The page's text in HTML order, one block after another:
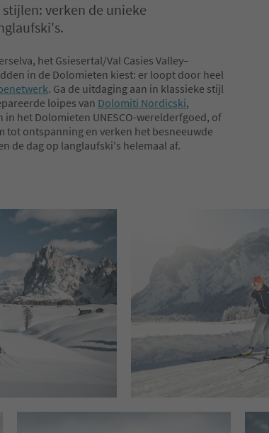
verken de unieke
het Gsiesertal/Val Casies Valley–
in de Dolomieten kiest: er loopt door heel
. Ga de uitdaging aan in klassieke stijl
loipes van Dolomiti Nordicski,
het Dolomieten UNESCO-werelderfgoed, of
tot ontspanning en verken het besneeuwde
de dag op langlaufski's helemaal af.